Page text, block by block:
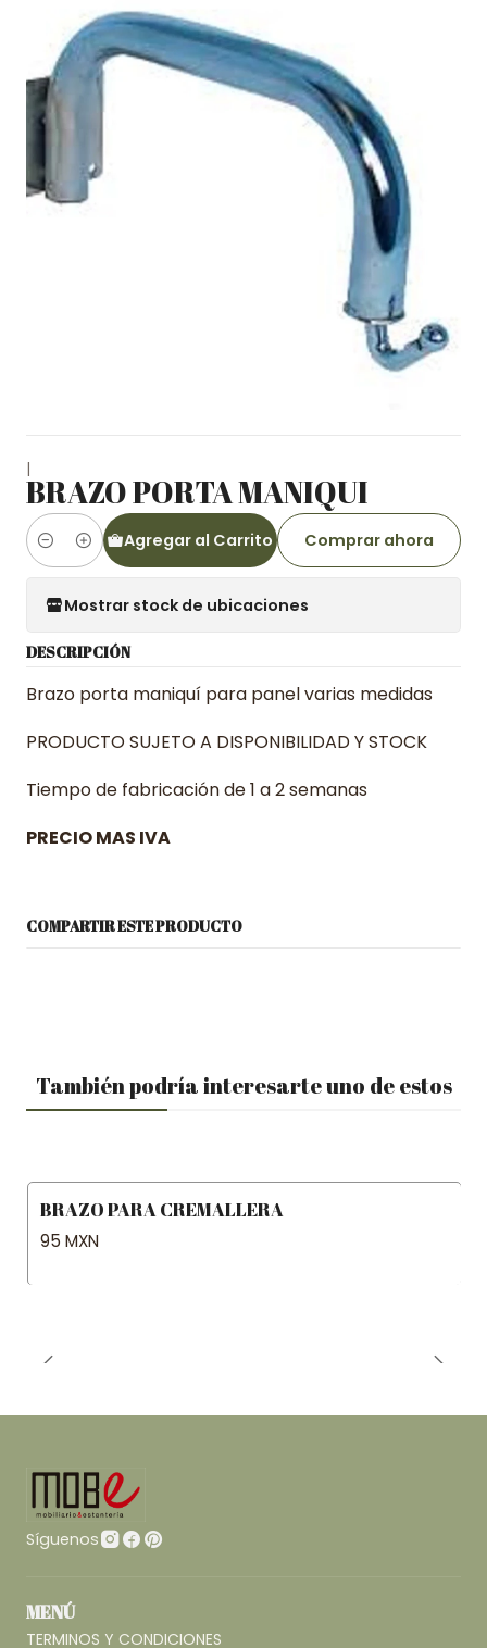
|
BRAZO PORTA MANIQUI
Cantidad
Agregar al Carrito Comprar ahora
Mostrar stock de ubicaciones
DESCRIPCIÓN
Brazo porta maniquí para panel varias medidas
PRODUCTO SUJETO A DISPONIBILIDAD Y STOCK
Tiempo de fabricación de 1 a 2 semanas
PRECIO MAS IVA
COMPARTIR ESTE PRODUCTO
También podría interesarte uno de estos
BRAZO PARA CREMALLERA
95 MXN
Síguenos
MENÚ
TERMINOS Y CONDICIONES